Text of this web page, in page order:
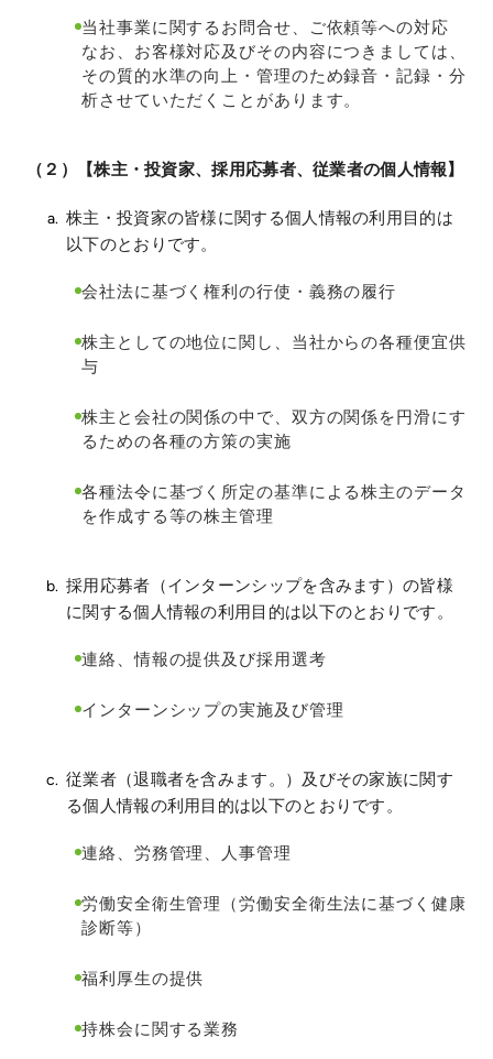
当社事業に関するお問合せ、ご依頼等への対応
なお、お客様対応及びその内容につきましては、
その質的水準の向上・管理のため録音・記録・分
析させていただくことがあります。
（２）【株主・投資家、採用応募者、従業者の個人情報】
株主・投資家の皆様に関する個人情報の利用目的は
以下のとおりです。
会社法に基づく権利の行使・義務の履行
株主としての地位に関し、当社からの各種便宜供
与
株主と会社の関係の中で、双方の関係を円滑にす
るための各種の方策の実施
各種法令に基づく所定の基準による株主のデータ
を作成する等の株主管理
採用応募者（インターンシップを含みます）の皆様
に関する個人情報の利用目的は以下のとおりです。
連絡、情報の提供及び採用選考
インターンシップの実施及び管理
従業者（退職者を含みます。）及びその家族に関す
る個人情報の利用目的は以下のとおりです。
連絡、労務管理、人事管理
労働安全衛生管理（労働安全衛生法に基づく健康
診断等）
福利厚生の提供
持株会に関する業務